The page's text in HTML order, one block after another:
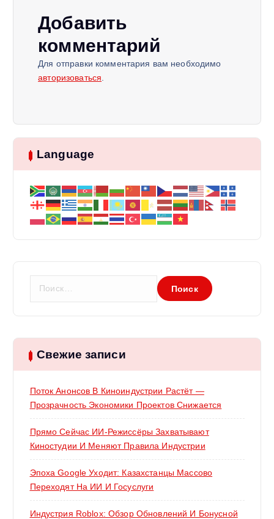
о
з
а
Добавить
комментарий
Для отправки комментария вам необходимо
авторизоваться
Language
и
: Свежие записи
Поток Анонсов В Киноиндустрии Растёт —
Прозрачность Экономики Проектов Снижается
Прямо Сейчас ИИ-Режиссёры Захватывают
Киностудии И Меняют Правила Индустрии
Эпоха Google Уходит: Казахстанцы Массово
Переходят На ИИ И Госуслуги
Индустрия Roblox: Обзор Обновлений И Бонусной